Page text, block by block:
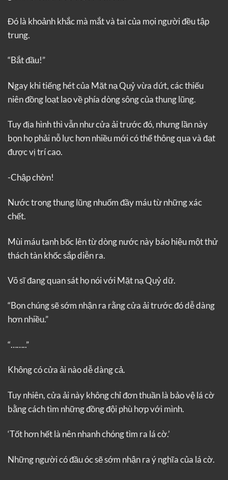
Đó là khoảnh khắc mà mắt và tai của mọi người đều tập
trung.
“Bắt đầu!”
Ngay khi tiếng hét của Mặt nạ Quỷ vừa dứt, các thiếu
niên đồng loạt lao về phía dòng sông của thung lũng.
Tuy địa hình thì vẫn như cửa ải trước đó, nhưng lần này
bọn họ phải nỗ lực hơn nhiều mới có thể thông qua và đạt
được vị trí cao.
-Chập chờn!
Nước trong thung lũng nhuốm đầy máu từ những xác
chết.
Mùi máu tanh bốc lên từ dòng nước này báo hiệu một thử
thách tàn khốc sắp diễn ra.
Võ sĩ đang quan sát họ nói với Mặt nạ Quỷ dữ.
“Bọn chúng sẽ sớm nhận ra rằng cửa ải trước đó dễ dàng
hơn nhiều.”
“……..”
Không có cửa ải nào dễ dàng cả.
Tuy nhiên, cửa ải này không chỉ đơn thuần là bảo vệ lá cờ
bằng cách tìm những đồng đội phù hợp với mình.
‘Tốt hơn hết là nên nhanh chóng tìm ra lá cờ.’
Những người có đầu óc sẽ sớm nhận ra ý nghĩa của lá cờ.